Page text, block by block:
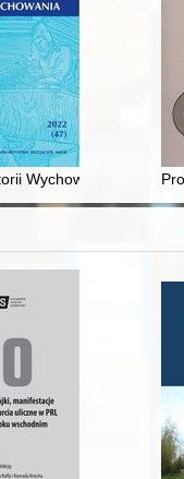
praktyce humanistycznej
Wychowania. [Nr] 47